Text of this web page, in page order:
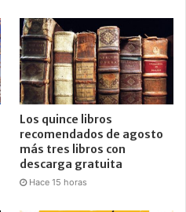
Los quince libros
recomendados de agosto
más tres libros con
descarga gratuita
Hace 15 horas